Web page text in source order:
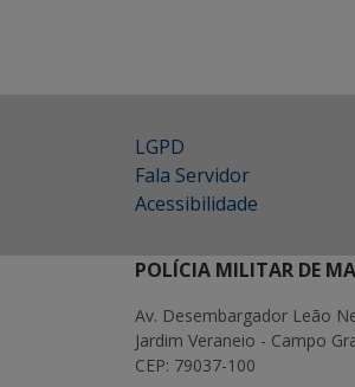
LGPD
Fala Servidor
Acessibilidade
POLÍCIA MILITAR DE
Av. Desembargador Leão
Jardim Veraneio - Campo
CEP: 79037-100